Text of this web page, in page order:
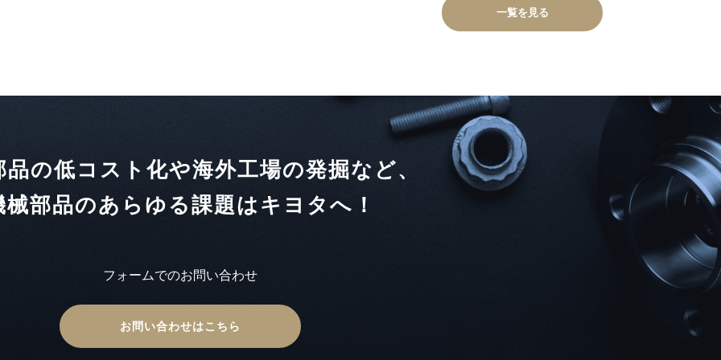
一覧を見る
品の低コスト化や海外工場の発掘など、
械部品のあらゆる課題はキヨタへ！
フォームでのお問い合わせ
お問い合わせはこちら